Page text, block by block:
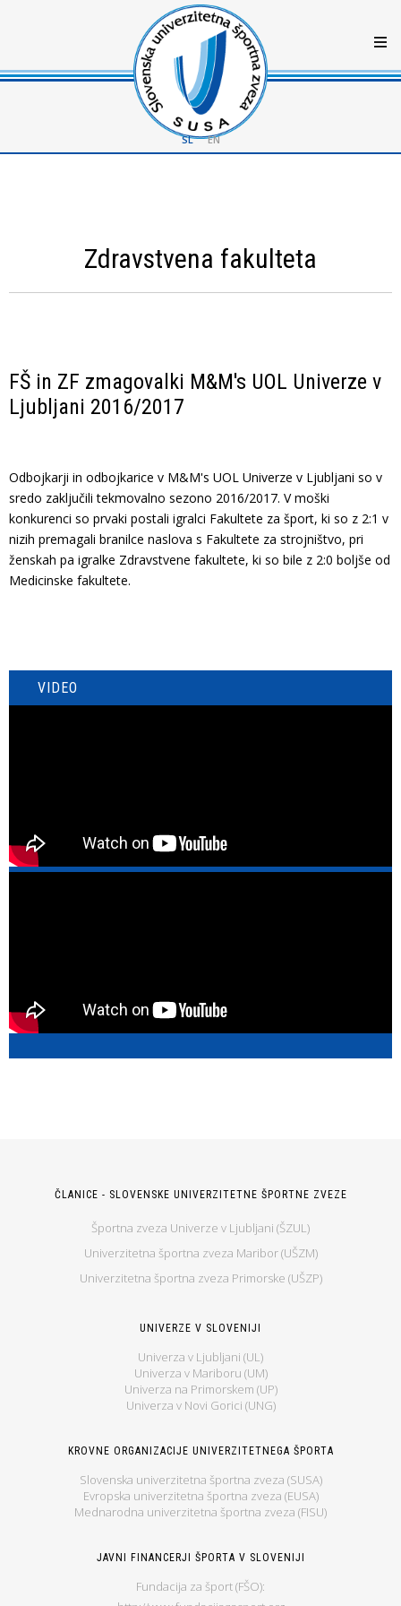
SL EN
Zdravstvena fakulteta
FŠ in ZF zmagovalki M&M's UOL Univerze v
Ljubljani 2016/2017
Odbojkarji in odbojkarice v M&M's UOL Univerze v Ljubljani so v
sredo zaključili tekmovalno sezono 2016/2017. V moški
konkurenci so prvaki postali igralci Fakultete za šport, ki so z 2:1 v
nizih premagali branilce naslova s Fakultete za strojništvo, pri
ženskah pa igralke Zdravstvene fakultete, ki so bile z 2:0 boljše od
Medicinske fakultete.
VIDEO
ČLANICE - SLOVENSKE UNIVERZITETNE ŠPORTNE ZVEZE
Športna zveza Univerze v Ljubljani (ŠZUL)
Univerzitetna športna zveza Maribor (UŠZM)
Univerzitetna športna zveza Primorske (UŠZP)
UNIVERZE V SLOVENIJI
Univerza v Ljubljani (UL)
Univerza v Mariboru (UM)
Univerza na Primorskem (UP)
Univerza v Novi Gorici (UNG)
KROVNE ORGANIZACIJE UNIVERZITETNEGA ŠPORTA
Slovenska univerzitetna športna zveza (SUSA)
Evropska univerzitetna športna zveza (EUSA)
Mednarodna univerzitetna športna zveza (FISU)
JAVNI FINANCERJI ŠPORTA V SLOVENIJI
Fundacija za šport (FŠO):